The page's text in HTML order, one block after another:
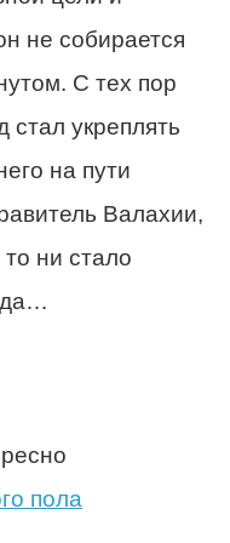
не собирается
С тех пор
укреплять
на пути
Валахии,
ни стало